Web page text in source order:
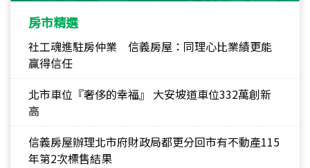
房市精選
社工魂進駐房仲業 信義房屋：同理心比業績更能
贏得信任
北市車位『奢侈的幸福』 大安坡道車位332萬創新
高
信義房屋辦理北市府財政局都更分回市有不動產115
年第2次標售結果